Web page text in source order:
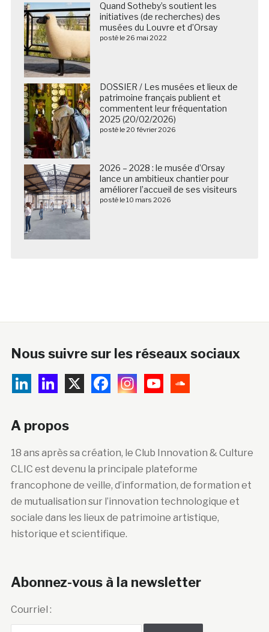
Quand Sotheby’s soutient les
initiatives (de recherches) des
musées du Louvre et d’Orsay
posté le 26 mai 2022
DOSSIER / Les musées et lieux de
patrimoine français publient et
commentent leur fréquentation
2025 (20/02/2026)
posté le 20 février 2026
2026 – 2028 : le musée d’Orsay
lance un ambitieux chantier pour
améliorer l’accueil de ses visiteurs
posté le 10 mars 2026
Nous suivre sur les réseaux sociaux
A propos
18 ans après sa création, le Club Innovation & Culture
CLIC est devenu la principale plateforme
francophone de veille, d’information, de formation et
de mutualisation sur l’innovation technologique et
sociale dans les lieux de patrimoine artistique,
historique et scientifique.
Abonnez-vous à la newsletter
Courriel :